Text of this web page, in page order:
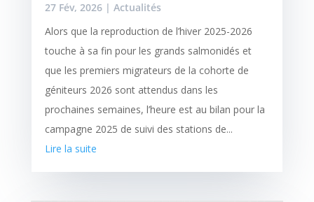
27 Fév, 2026| Actualités
Alors que la reproduction de l’hiver 2025-2026
touche à sa fin pour les grands salmonidés et
que les premiers migrateurs de la cohorte de
géniteurs 2026 sont attendus dans les
prochaines semaines, l’heure est au bilan pour la
campagne 2025 de suivi des stations de...
Lire la suite